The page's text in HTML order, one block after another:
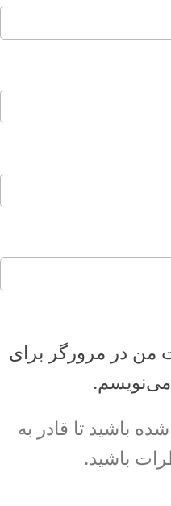
من در مرورگر برای
می‌نویسم.
باشید تا قادر به
باشید.